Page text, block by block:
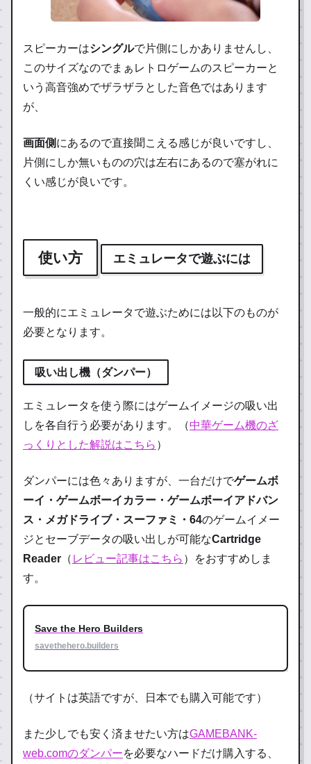
スピーカーはシングルで片側にしかありませんし、
このサイズなのでまぁレトロゲームのスピーカーと
いう高音強めでザラザラとした音色ではあります
が、
画面側 にあるので直接聞こえる感じが良いですし、
片側にしか無いものの穴は左右にあるので塞がれに
くい感じが良いです。
使い方 エミュレータで遊ぶには
一般的にエミュレータで遊ぶためには以下のものが
必要となります。
吸い出し機 （ダンパー）
エミュレータを使う際にはゲームイメージの吸い出
しを各自行う必要があります。（中華ゲーム機のざ
っくりとした解説はこちら ）
ダンパーには色々ありますが、一台だけでゲームボ
ーイ・ゲームボーイカラー・ゲームボーイアドバン
ス・メガドライブ・スーファミ・64のゲームイメー
ジとセーブデータの吸い出しが可能なCartridge
Reader （ レビュー記事はこちら ）をおすすめしま
す。
Save the Hero Builders
savethehero.builders
（サイトは英語ですが、日本でも購入可能です）
また少しでも安く済ませたい方はGAMEBANK-
web.comのダンパーを必要なハードだけ購入する、